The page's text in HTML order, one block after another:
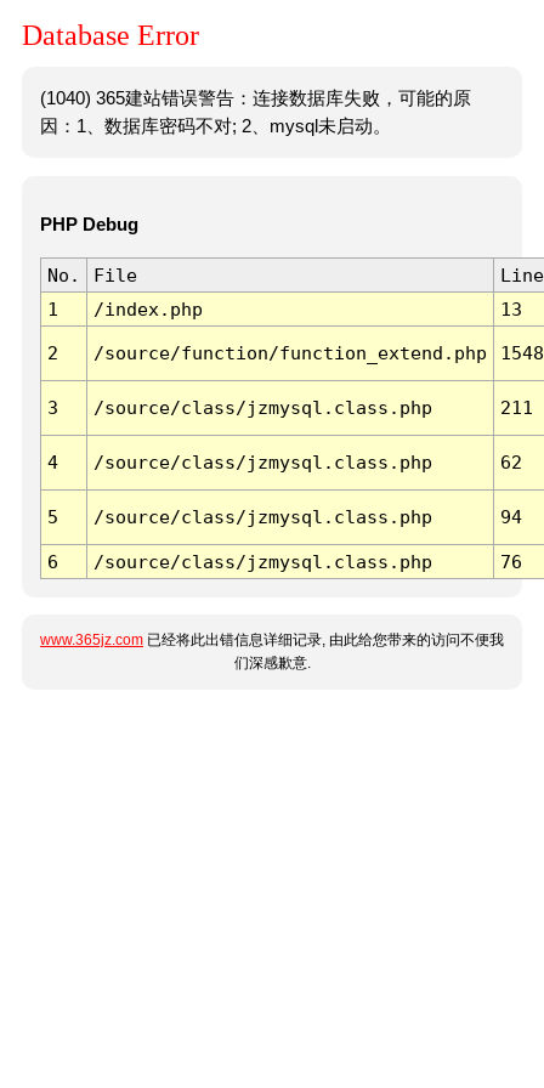
Database Error
(1040) 365建站错误警告：连接数据库失败，可能的原
因：1、数据库密码不对; 2、mysql未启动。
PHP Debug
No. File
Line
1
/index.php 13
2 /source/function/function_extend.php 1548
3 /source/class/jzmysql.class.php 211
4 /source/class/jzmysql.class.php 62
5 /source/class/jzmysql.class.php 94
6 /source/class/jzmysql.class.php 76
www.365jz.com 已经将此出错信息详细记录, 由此给您带来的访问不便我
们深感歉意.